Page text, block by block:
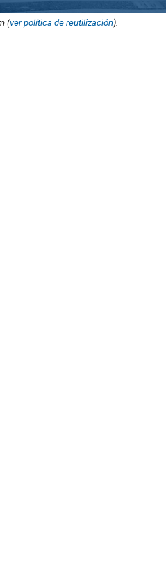
(ver política de reutilización).